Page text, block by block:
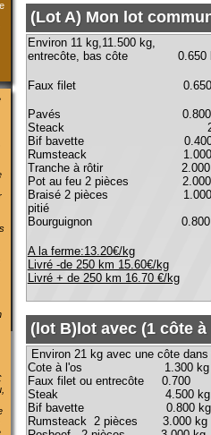
Pavés 0.800 kg
Steack 2
Bif bavette 0.400
Rumsteack 1.000
Pot au feu 2 pièces 2.000 kg
Bourguignon
A la ferme:13.20€/kg
Livré -de 250 km 15.60€/kg
Livré + de 250 km 16.70 €/kg
(lot B)lot avec (1 côte à l'os)
Environ 21 kg avec une côte dans votre lot
Cote à l'os 1.300 kg
Faux filet ou entrecôte 0.700
Steak 4.500 kg
Rumsteack 2 pièces 3.000
Rosbeef 2 pièces 3.000 kg
Paleron 1.000 kg
Pot au feu 3 pièces 3.000 kg
Braisé 2.000 kg piéce
Bourguignon 1.6 kg
A la ferme:13.50 €/kg
Livré -de 250 km 15.95 €/kg
Livré + de 250 km 16.95 €/kg